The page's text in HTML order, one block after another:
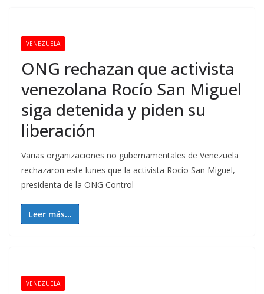
VENEZUELA
ONG rechazan que activista
venezolana Rocío San Miguel
siga detenida y piden su
liberación
Varias organizaciones no gubernamentales de Venezuela
rechazaron este lunes que la activista Rocío San Miguel,
presidenta de la ONG Control
Leer más...
VENEZUELA